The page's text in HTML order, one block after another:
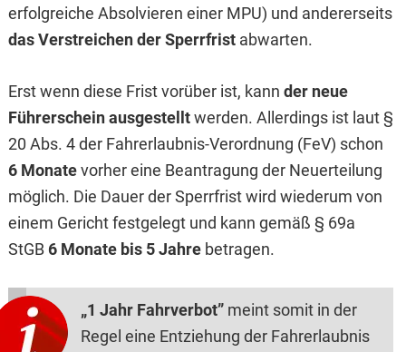
erfolgreiche Absolvieren einer MPU) und andererseits
das Verstreichen der Sperrfristabwarten.
Erst wenn diese Frist vorüber ist, kann der neue
Führerschein ausgestelltwerden. Allerdings ist laut §
20 Abs. 4 der Fahrerlaubnis-Verordnung (FeV) schon
6 Monatevorher eine Beantragung der Neuerteilung
möglich. Die Dauer der Sperrfrist wird wiederum von
einem Gericht festgelegt und kann gemäß § 69a
StGB6 Monate bis 5 Jahrebetragen.
„1 Jahr Fahrverbot”meint somit in der
Regel eine Entziehung der Fahrerlaubnis